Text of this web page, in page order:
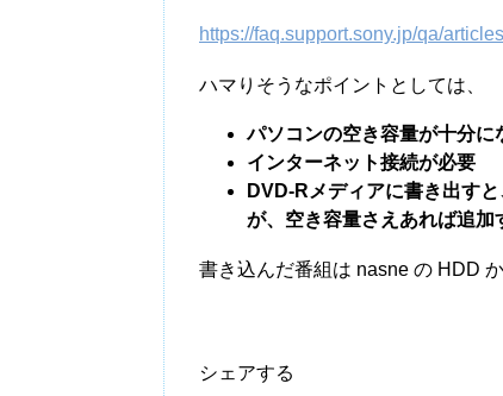
https://faq.support.sony.jp/qa/
ハマりそうなポイントとしては、
パソコンの空き容量が十分に
インターネット接続が必要
DVD-Rメディアに書き出す
が、空き容量さえあれば追加
書き込んだ番組は nasne の HDD
シェアする